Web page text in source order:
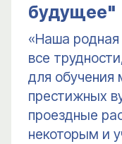
будущее"
«Наша родная
все
для
престижных
проездные
некоторым и